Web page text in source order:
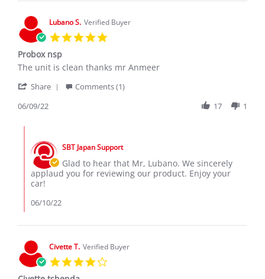
9
Nov
2019
Lubano S. Verified Buyer
Probox nsp
Review
Lubano
on
Jun
review
Probox
The unit is clean thanks mr Anmeer
Share
on
Jun
2022
Comments (1)
06/09/22
17 1
Store
Owner
on
Review
Lubano
S.
Jun
2022
SBT Japan Support
Glad to hear that Mr, Lubano. We sincerely
applaud you for reviewing our product. Enjoy your
car!
06/10/22
Civette T. Verified Buyer